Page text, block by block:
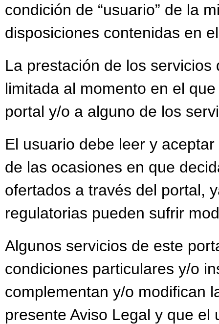
condición de “usuario” de la
disposiciones contenidas en
La prestación de los
limitada al momento en el
portal y/o a alguno de los
El usuario debe leer y
de las ocasiones en que
ofertados a través del portal,
regulatorias pueden sufrir
Algunos servicios de este
condiciones particulares y/o
complementan y/o modifican
presente Aviso Legal y que